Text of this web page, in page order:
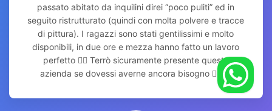
passato abitato da inquilini direi “poco puliti” ed in
seguito ristrutturato (quindi con molta polvere e tracce
di pittura). I ragazzi sono stati gentilissimi e molto
disponibili, in due ore e mezza hanno fatto un lavoro
perfetto 👌🏻 Terrò sicuramente presente questa
azienda se dovessi averne ancora bisogno 👍🏻👍🏻